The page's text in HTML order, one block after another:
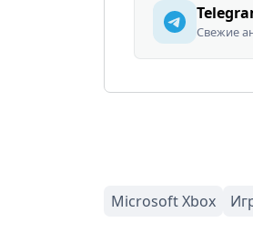
Свежие